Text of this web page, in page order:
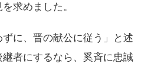
求めました。
に、晋の献公に従う」と述
者にするなら、奚斉に忠誠